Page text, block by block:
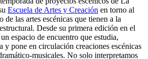
Escuela de Artes y Creación en torno al
las artes escénicas que tienen a la
Desde su primera edición en el
espacio de encuentro que estudia,
y pone en circulación creaciones escénicas
musicales. No solo interpretamos